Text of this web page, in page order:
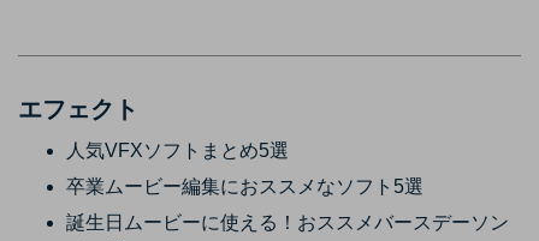
エフェクト
人気VFXソフトまとめ5選
卒業ムービー編集におススメなソフト5選
誕生日ムービーに使える！おススメバースデーソン